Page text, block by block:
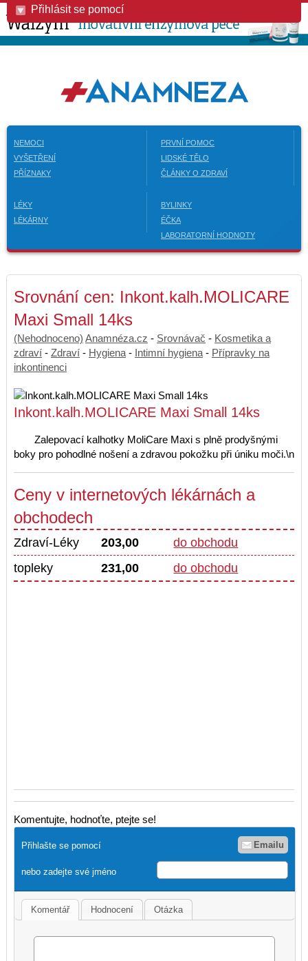
Přihlásit se pomocí
NEMOCI
VYŠETŘENÍ
PŘÍZNAKY
PRVNÍ POMOC
LIDSKÉ TĚLO
ČLÁNKY O ZDRAVÍ
LÉKY
LÉKÁRNY
BYLINKY
ÉČKA
LABORATORNÍ HODNOTY
Srovnání cen: Inkont.kalh.MOLICARE
Maxi Small 14ks
(Nehodnoceno) Anamnéza.cz - Srovnávač - Kosmetika a
zdraví - Zdraví - Hygiena - Intimní hygiena - Přípravky na
inkontinenci
Inkont.kalh.MOLICARE Maxi Small 14ks
Zalepovací kalhotky MoliCare Maxi s plně prodyšnými
boky pro pohodlné nošení a zdravou pokožku při úniku moči.\n
Ceny v internetových lékárnách a
obchodech
Zdraví-Léky 203,00
do obchodu
topleky
231,00 do obchodu
Komentujte, hodnoťte, ptejte se!
Přihlašte se pomocí Emailu
nebo zadejte své jméno
Komentář Hodnocení Otázka